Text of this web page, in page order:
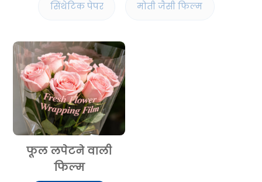
सिंथेटिक पेपर मोती जैसी फिल्म
फूल लपेटने वाली
फिल्म